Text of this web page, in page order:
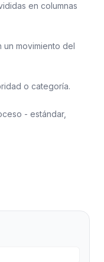
en columnas
un movimiento del
o categoría.
- estándar,